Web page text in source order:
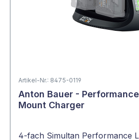
Artikel-Nr.: 8475-0119
Anton Bauer -
Mount Charger
4-fach Simultan Performance